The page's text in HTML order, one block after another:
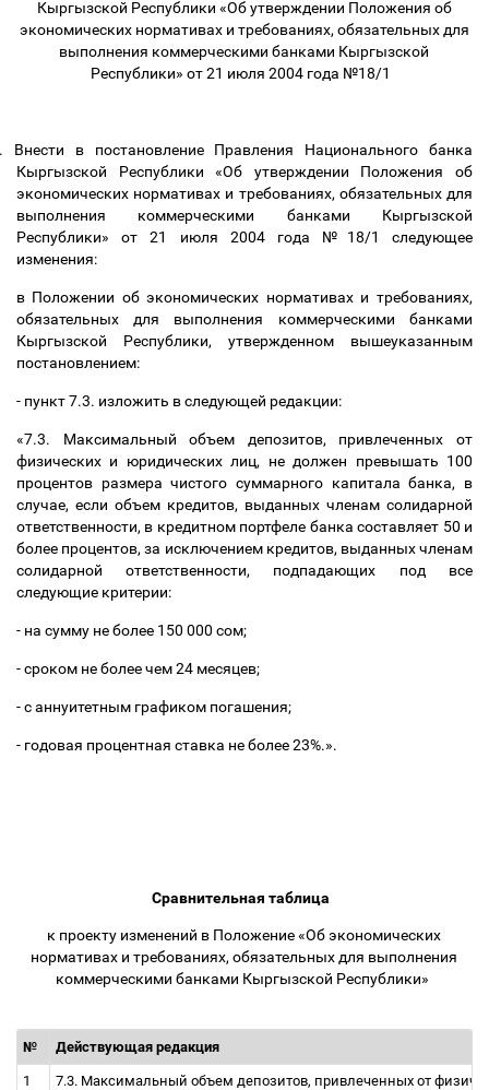
Кыргызской Республики «Об утверждении Положения об
экономических нормативах и требованиях, обязательных для
выполнения коммерческими банками Кыргызской
Республики» от 21 июля 2004 года №18/1
Внести в постановление Правления Национального банка
Кыргызской Республики «Об утверждении Положения об
экономических нормативах и требованиях, обязательных для
выполнения коммерческими банками Кыргызской
Республики» от 21 июля 2004 года №18/1 следующее
изменения:
в Положении об экономических нормативах и требованиях,
обязательных для выполнения коммерческими банками
Кыргызской Республики, утвержденном вышеуказанным
постановлением:
- пункт 7.3. изложить в следующей редакции:
«7.3. Максимальный объем депозитов, привлеченных от
физических и юридических лиц, не должен превышать 100
процентов размера чистого суммарного капитала банка, в
случае, если объем кредитов, выданных членам солидарной
ответственности, в кредитном портфеле банка составляет 50 и
более процентов, за исключением кредитов, выданных членам
солидарной ответственности, подпадающих под все
следующие критерии:
- на сумму не более 150 000 сом;
- сроком не более чем 24 месяцев;
- с аннуитетным графиком погашения;
- годовая процентная ставка не более 23%.».
Сравнительная таблица
к проекту изменений в Положение «Об экономических
нормативах и требованиях, обязательных для выполнения
коммерческими банками Кыргызской Республики»
№ Действующая редакция
1 7.3. Максимальный объем депозитов, привлеченных от